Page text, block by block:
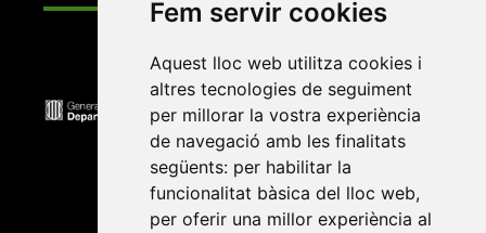
Fem servir cookies
Aquest lloc web utilitza cookies i
altres tecnologies de seguiment
per millorar la vostra experiència
de navegació amb les finalitats
següents: per habilitar la
funcionalitat bàsica del lloc web,
per oferir una millor experiència al